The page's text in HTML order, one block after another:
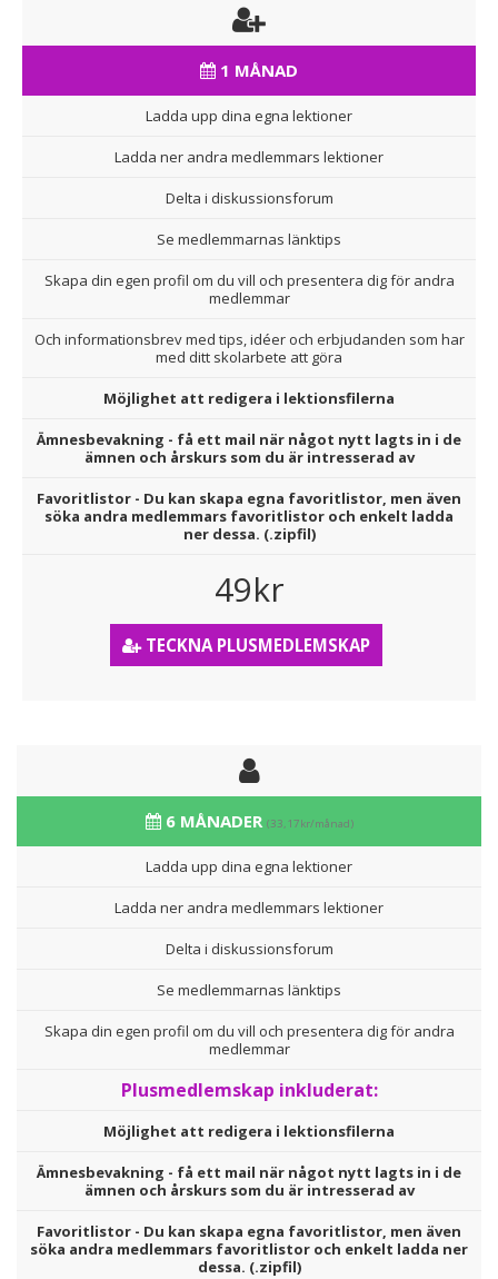
1 MÅNAD
Ladda upp dina egna lektioner
Ladda ner andra medlemmars lektioner
Delta i diskussionsforum
Se medlemmarnas länktips
Skapa din egen profil om du vill och presentera dig för andra
medlemmar
Och informationsbrev med tips, idéer och erbjudanden som har
med ditt skolarbete att göra
Möjlighet att redigera i lektionsfilerna
Ämnesbevakning - få ett mail när något nytt lagts in i de
ämnen och årskurs som du är intresserad av
Favoritlistor - Du kan skapa egna favoritlistor, men även
söka andra medlemmars favoritlistor och enkelt ladda
ner dessa. (.zipfil)
49kr
TECKNA PLUSMEDLEMSKAP
6 MÅNADER (33,17kr/månad)
Ladda upp dina egna lektioner
Ladda ner andra medlemmars lektioner
Delta i diskussionsforum
Se medlemmarnas länktips
Skapa din egen profil om du vill och presentera dig för andra
medlemmar
Plusmedlemskap inkluderat:
Möjlighet att redigera i lektionsfilerna
Ämnesbevakning - få ett mail när något nytt lagts in i de
ämnen och årskurs som du är intresserad av
Favoritlistor - Du kan skapa egna favoritlistor, men även
söka andra medlemmars favoritlistor och enkelt ladda ner
dessa. (.zipfil)